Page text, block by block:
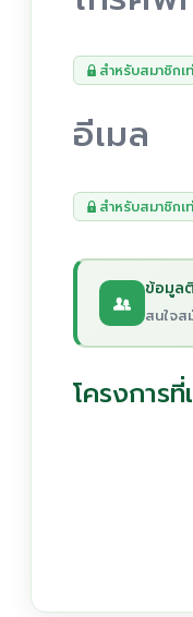
สำหรับสมาชิกเ
อีเมล
สำหรับสมาชิกเ
ข้อมูล
สนใจส
โครงการ